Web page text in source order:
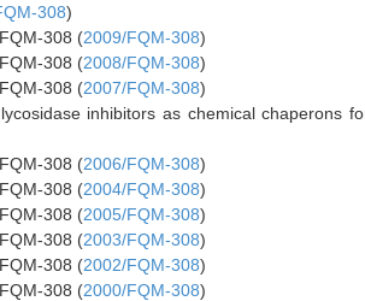
308)
308 (2009/FQM-308)
308 (2008/FQM-308)
308 (2007/FQM-308)
inhibitors as chemical chaperons
308 (2006/FQM-308)
308 (2004/FQM-308)
308 (2005/FQM-308)
308 (2003/FQM-308)
308 (2002/FQM-308)
308 (2000/FQM-308)